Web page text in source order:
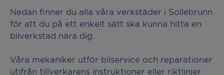
Nedan finner du alla våra verkstäder i Sollebrunn
för att du på ett enkelt sätt ska kunna hitta en
bilverkstad nära dig.
Våra mekaniker utför bilservice och reparationer
utifrån tillverkarens instruktioner eller riktlinjer